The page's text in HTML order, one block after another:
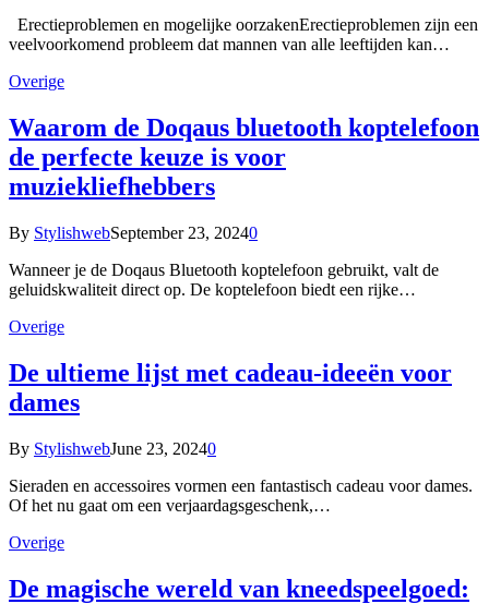
Erectieproblemen en mogelijke oorzakenErectieproblemen zijn een
veelvoorkomend probleem dat mannen van alle leeftijden kan…
Overige
Waarom de Doqaus bluetooth koptelefoon
de perfecte keuze is voor
muziekliefhebbers
By StylishwebSeptember 23, 20240
Wanneer je de Doqaus Bluetooth koptelefoon gebruikt, valt de
geluidskwaliteit direct op. De koptelefoon biedt een rijke…
Overige
De ultieme lijst met cadeau-ideeën voor
dames
By StylishwebJune 23, 20240
Sieraden en accessoires vormen een fantastisch cadeau voor dames.
Of het nu gaat om een verjaardagsgeschenk,…
Overige
De magische wereld van kneedspeelgoed: